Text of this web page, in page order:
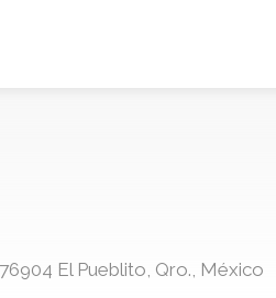
El Pueblito, Qro., México